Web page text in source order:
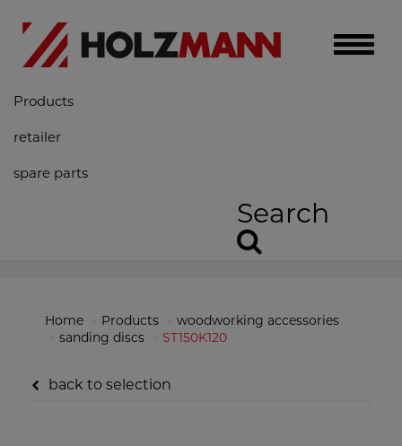
Toggle
Products
retailer
spare parts
Search
Home Products
woodworking accessories
sanding discs
ST150K120
back to selection